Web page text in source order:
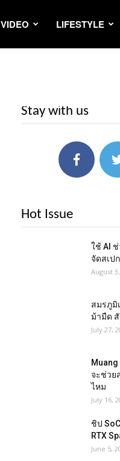
VIDEO LIFESTYLE
Stay with us
Hot Issue
ใช้ AI ช่
จัดสเป
August
สมรภูมิ
ม้ามืด
July 27,
จะช่วย
ไหม
July 16,
ชิป
RTX
June 5,